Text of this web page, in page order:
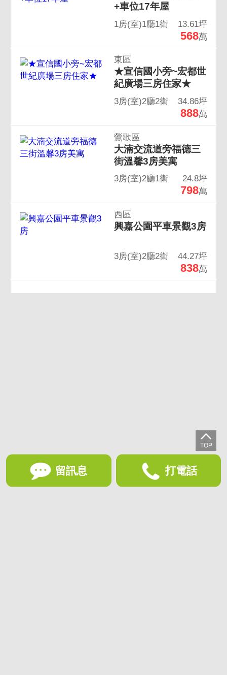
+車位17年屋
1房(室)1廳1衛 13.61坪
568萬
東區
★宣信國小旁~宏都世
紀廣場三房住家★
3房(室)2廳2衛 34.86坪
888萬
鶯歌區
大湳交流道旁福德三
街溫馨3房美寓
3房(室)2廳1衛 24.8坪
798萬
西區
興嘉公園平車景觀3房
3房(室)2廳2衛 44.27坪
838萬
留訊息 打電話